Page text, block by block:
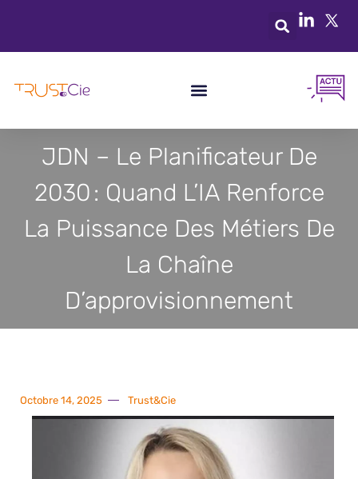
JDN – Le Planificateur De
2030 : Quand L’IA Renforce
La Puissance Des Métiers De
La Chaîne
D’approvisionnement
Octobre 14, 2025 Trust&Cie